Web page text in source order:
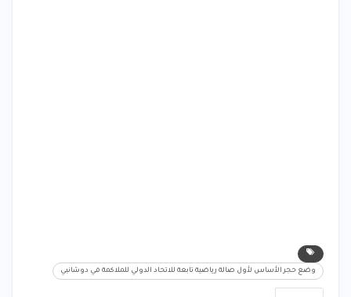
وضع حجر الأساس لأول صالة رياضية تابعة للاتحاد الدولي للملاكمة في دوشانبي